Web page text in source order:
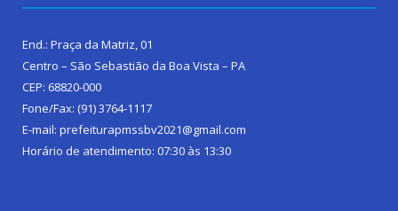
End.: Praça da Matriz, 01
Centro – São Sebastião da Boa Vista – PA
CEP: 68820-000
Fone/Fax: (91) 3764-1117
E-mail: prefeiturapmssbv2021@gmail.com
Horário de atendimento: 07:30 às 13:30